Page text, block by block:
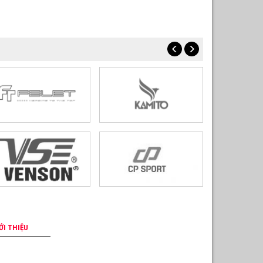
THIỆU